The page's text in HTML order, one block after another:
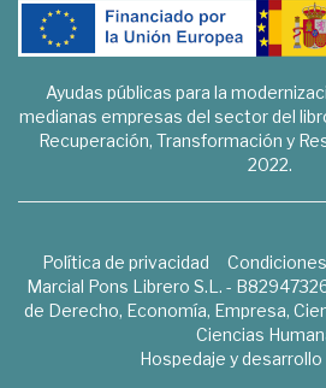
Ayudas públicas para la
medianas empresas del sector del
Recuperación, Transformación y
2022.
Política de privacidad
Marcial Pons Librero S.L. -
de Derecho, Economía, Empresa,
Ciencias
Hospedaje y desarrollo